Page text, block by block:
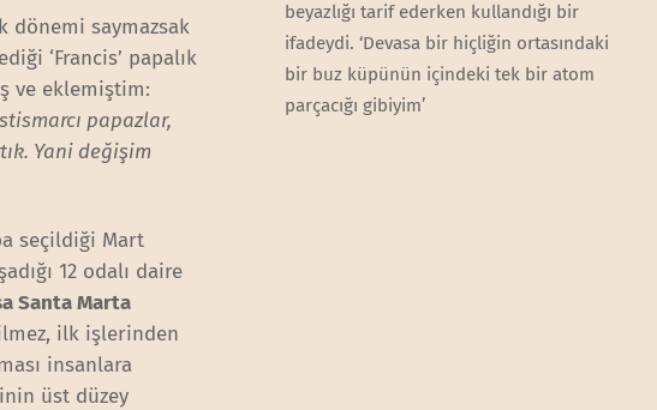
dönemi saymazsak
‘Francis’ papalık
ve eklemiştim:
papazlar,
Yani değişim
seçildiği Mart
12 odalı daire
Santa Marta
ilk işlerinden
insanlara
üst düzey
beyazlığı tarif ederken kullandığı bir
ifadeydi. ‘Devasa bir hiçliğin ortasındaki
bir buz küpünün içindeki tek bir atom
parçacığı gibiyim’